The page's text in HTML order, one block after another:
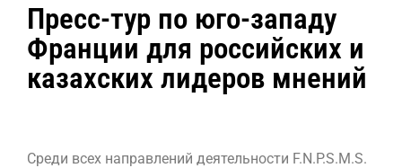
Пресс-тур по юго-западу
Франции для российских и
казахских лидеров мнений
Среди всех направлений деятельности F.N.P.S.M.S.